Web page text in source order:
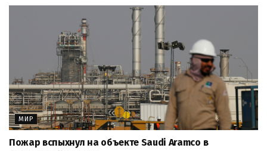
МИР
Пожар вспыхнул на объекте Saudi Aramco в